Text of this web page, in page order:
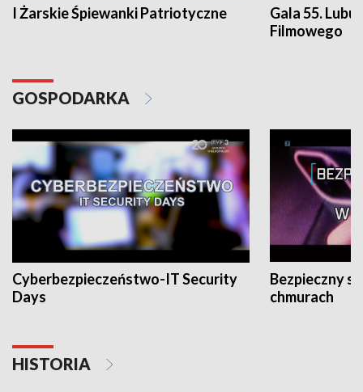
I Żarskie Śpiewanki Patriotyczne
Gala 55.
Filmowego
GOSPODARKA
Cyberbezpieczeństwo-IT Security
Days
Bezpieczny
chmurach
HISTORIA